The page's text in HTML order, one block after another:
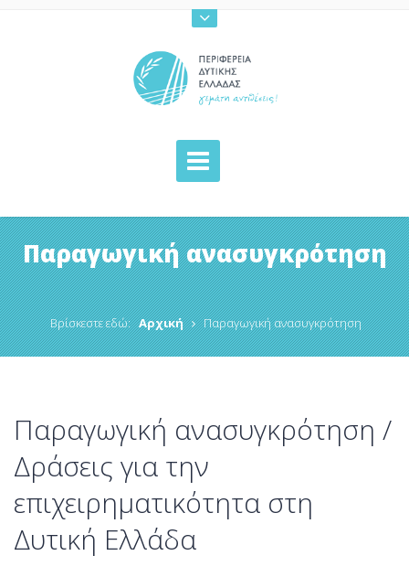
Παραγωγική ανασυγκρότηση
Βρίσκεστε εδώ: Αρχική Παραγωγική ανασυγκρότηση
Παραγωγική ανασυγκρότηση /
Δράσεις για την
επιχειρηματικότητα στη
Δυτική Ελλάδα